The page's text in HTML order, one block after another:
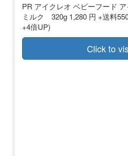
PR アイクレオ ベビーフード
ミルク 320g 1,280 円 +送料
+4倍UP)
Click to